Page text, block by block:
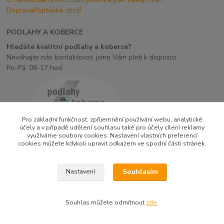
DopravaPoptávka zboží
PODLAHY A KOBERCE
Hledáte kvalitní podlahy a koberce?
Neváhajte nás kontaktovat, jsme Vám plně k dispozici:
Po-Pá: 08-17 hod
Upravit sběr cookies.
Vytvořeno na Eshop-rychle.cz
Pro základní funkčnost, zpříjemnění používání webu, analytické
účely a v případě udělení souhlasu také pro účely cílení reklamy
využíváme soubory cookies. Nastavení vlastních preferencí
cookies můžete kdykoli upravit odkazem ve spodní části stránek.
Nastavení Souhlasím
Souhlas můžete odmítnout zde.